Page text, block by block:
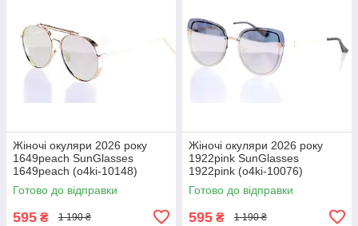
Жіночі окуляри 2026 року
1649peach SunGlasses
1649peach (o4ki-10148)
Готово до відправки
595 ₴ 1 190 ₴
Жіночі окуляри 2026 року
1922pink SunGlasses
1922pink (o4ki-10076)
Готово до відправки
595 ₴ 1 190 ₴